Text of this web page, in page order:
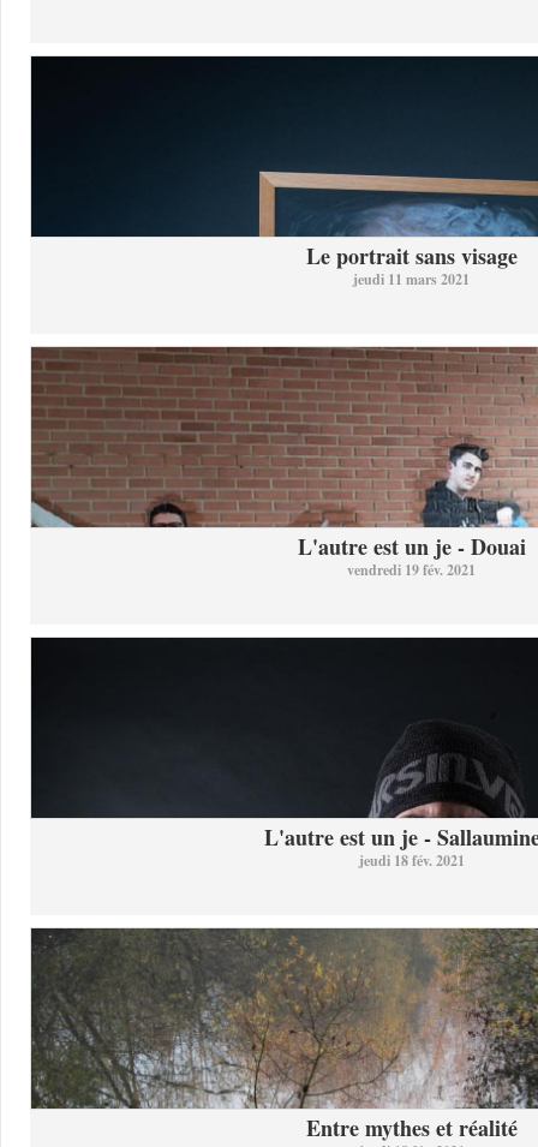
Le portrait sans visage
jeudi 11 mars 2021
L'autre est un je - Douai
vendredi 19 fév. 2021
L'autre est un je -
jeudi 18 fév. 2021
Entre mythes et réalité